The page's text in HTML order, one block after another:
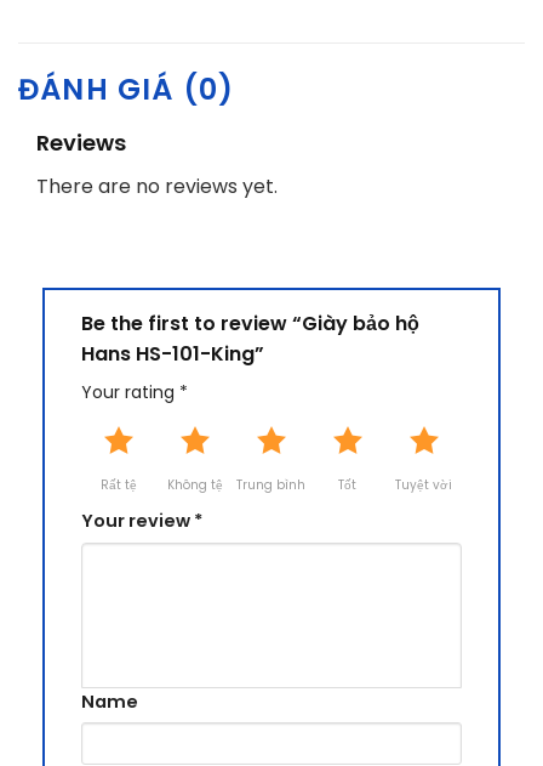
ĐÁNH GIÁ (0)
Reviews
There are no reviews yet.
Be the first to review “Giày bảo hộ
Hans HS-101-King”
Your rating *
Rất tệ Không tệ Trung bình Tốt Tuyệt vời
Your review *
Name